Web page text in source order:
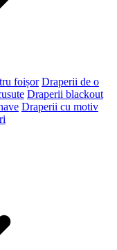
foișor Draperii de o
Draperii blackout
Draperii cu motiv